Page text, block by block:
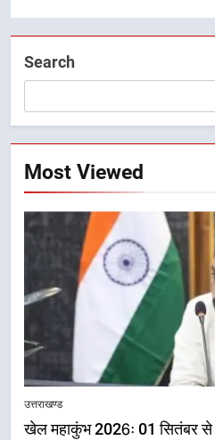
Search
Most Viewed
उत्तराखण्ड
खेल महाकुंभ 2026ः 01 सितंबर से